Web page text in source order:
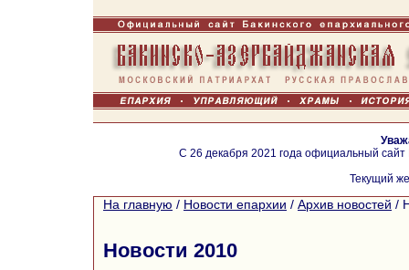
С 26 декабря 2021 года официальный
Текущий
На главную / Новости епархии / Архив новостей /
Новости 2010